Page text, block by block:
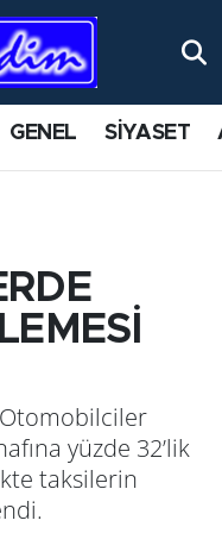
GENEL SİYASET
yüzde 32’lik
taksilerin
Fikstür